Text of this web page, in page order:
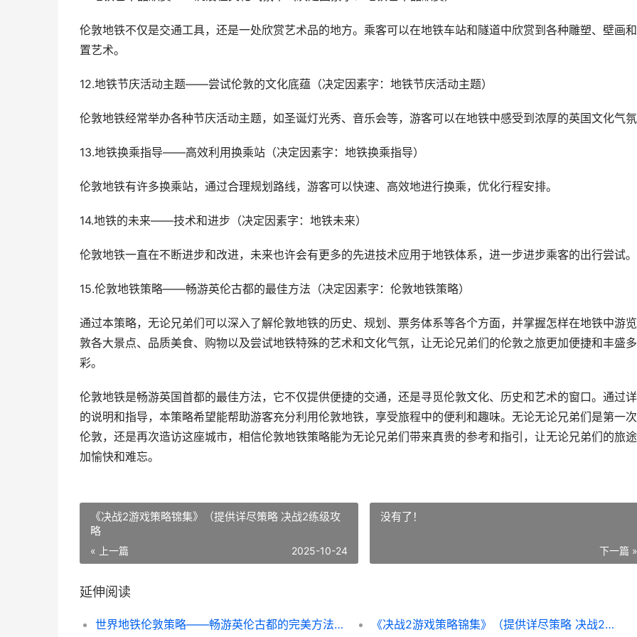
伦敦地铁不仅是交通工具，还是一处欣赏艺术品的地方。乘客可以在地铁车站和隧道中欣赏到各种雕塑、壁画
置艺术。
12.地铁节庆活动主题——尝试伦敦的文化底蕴（决定因素字：地铁节庆活动主题）
伦敦地铁经常举办各种节庆活动主题，如圣诞灯光秀、音乐会等，游客可以在地铁中感受到浓厚的英国文化气
13.地铁换乘指导——高效利用换乘站（决定因素字：地铁换乘指导）
伦敦地铁有许多换乘站，通过合理规划路线，游客可以快速、高效地进行换乘，优化行程安排。
14.地铁的未来——技术和进步（决定因素字：地铁未来）
伦敦地铁一直在不断进步和改进，未来也许会有更多的先进技术应用于地铁体系，进一步进步乘客的出行尝试。
15.伦敦地铁策略——畅游英伦古都的最佳方法（决定因素字：伦敦地铁策略）
通过本策略，无论兄弟们可以深入了解伦敦地铁的历史、规划、票务体系等各个方面，并掌握怎样在地铁中游
敦各大景点、品质美食、购物以及尝试地铁特殊的艺术和文化气氛，让无论兄弟们的伦敦之旅更加便捷和丰盛多
彩。
伦敦地铁是畅游英国首都的最佳方法，它不仅提供便捷的交通，还是寻觅伦敦文化、历史和艺术的窗口。通过
的说明和指导，本策略希望能帮助游客充分利用伦敦地铁，享受旅程中的便利和趣味。无论无论兄弟们是第一
伦敦，还是再次造访这座城市，相信伦敦地铁策略能为无论兄弟们带来真贵的参考和指引，让无论兄弟们的旅
加愉快和难忘。
《决战2游戏策略锦集》（提供详尽策略 决战2练级攻
略
« 上一篇 2025-10-24
没有了！
下一篇 »
延伸阅读
世界地铁伦敦策略——畅游英伦古都的完美方法 伦敦地铁1999 《决战2游戏策略锦集》（提供详尽策略 决战2练级攻略